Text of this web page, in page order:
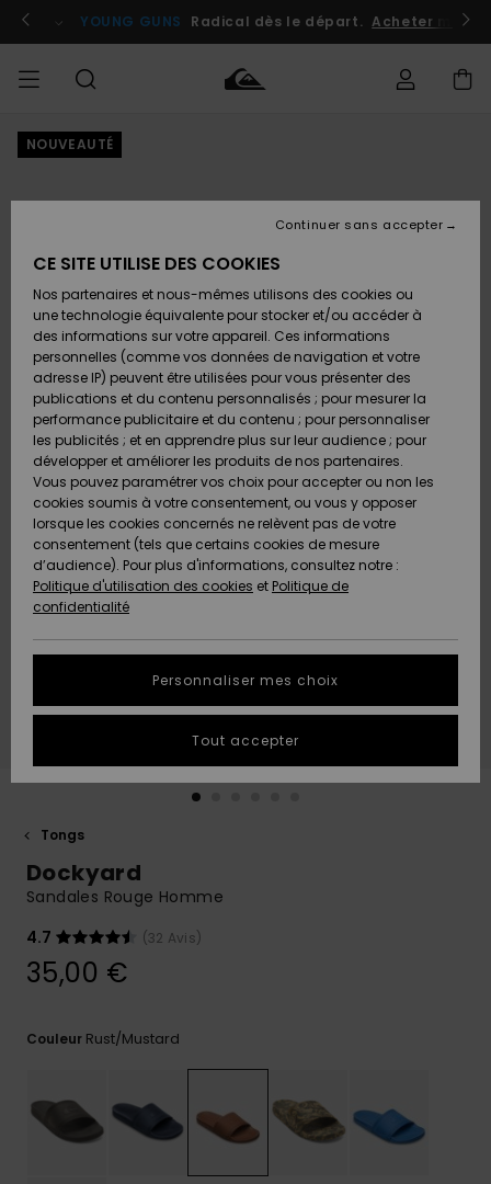
l'information
le
Se connecter / s'inscrire
YOUNG GUNS Radical dès le départ. Acheter
HOMME
Chaussures
& Tongs
Surf
Snow
Nouveautés
A
Découvrir
Chaussures
& Tongs
Surf
Snow
Nouveautés
A
Découvrir
FEMME
A
Découvrir
Snow
SURF
Surf
Shop
Enfant
Highlights
Communauté
SNOW
Snow
Shop
Enfant
Snow
Shop
Femme
A
Découvrir
Communauté
OUTLET
Enfant
Outlet
Femme
AIDE &
CONTACT
Retours
Paiement
Carte
Cadeau
Quiksilver
Freedom
Protection
des
tailles
conversation
à votre
Démarrer
des
réponses
les plus
fréquentes
MAGASINS
QUIKSILVER
NOUVEAUTÉ
Tongs
Dockyard
Sandales Rouge Homme
4.7
(32 Avis)
35,00 €
Couleur Rust/mustard
CE SITE UTILISE DES COOKIES
Nos partenaires et nous-mêmes utilisons des cookies ou
une technologie équivalente pour stocker et/ou accéder à
des informations sur votre appareil. Ces informations
personnelles (comme vos données de navigation et votre
adresse IP) peuvent être utilisées pour vous présenter des
publications et du contenu personnalisés ; pour mesurer la
performance publicitaire et du contenu ; pour personnaliser
les publicités ; et en apprendre plus sur leur audience ; pour
développer et améliorer les produits de nos partenaires.
Vous pouvez paramétrer vos choix pour accepter ou non les
cookies soumis à votre consentement, ou vous y opposer
lorsque les cookies concernés ne relèvent pas de votre
consentement (tels que certains cookies de mesure
d’audience). Pour plus d'informations, consultez notre :
Politique d'utilisation des cookies et Politique de
confidentialité
Personnaliser mes choix
Continuer sans accepter
Tout accepter